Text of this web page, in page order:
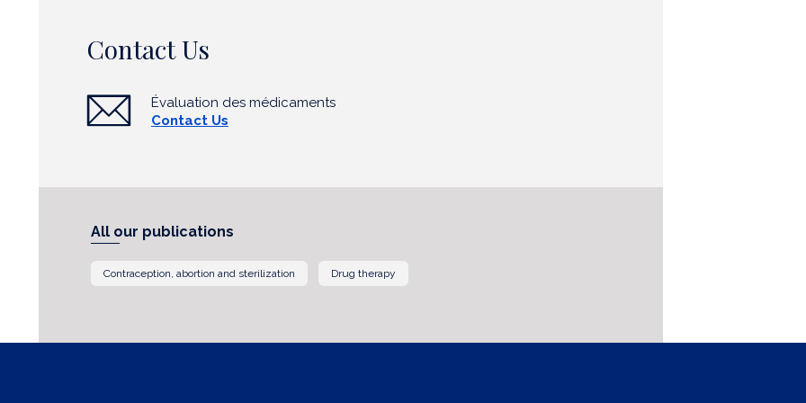
Contact Us
Évaluation des médicaments
Contact Us
All our publications
Contraception, abortion and sterilization Drug therapy